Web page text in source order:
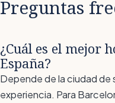
Preguntas
¿Cuál es el mejor
España?
Depende de la ciudad de
experiencia. Para